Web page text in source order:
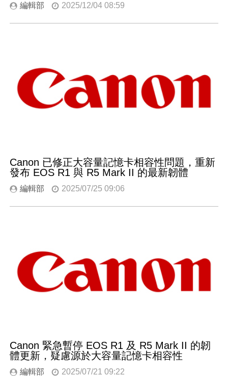
編輯部 2025/12/04 08:59
Canon 已修正大容量記憶卡相容性問題，重新
發布 EOS R1 與 R5 Mark II 的最新韌體
編輯部 2025/07/25 09:06
Canon 緊急暫停 EOS R1 及 R5 Mark II 的韌
體更新，疑慮源於大容量記憶卡相容性
編輯部 2025/07/21 09:22